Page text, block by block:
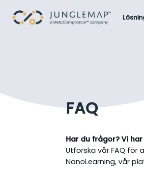
FAQ
Har du frågor? Vi
Utforska vår FAQ
NanoLearning, vår